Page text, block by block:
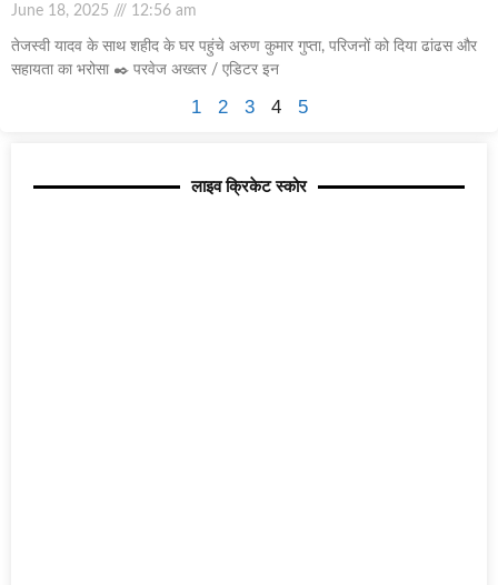
June 18, 2025 12:56 am
तेजस्वी यादव के साथ शहीद के घर पहुंचे अरुण कुमार गुप्ता, परिजनों को दिया ढांढस और
सहायता का भरोसा ✒️ परवेज अख्तर / एडिटर इन
1 2 3 4 5
लाइव क्रिकेट स्कोर